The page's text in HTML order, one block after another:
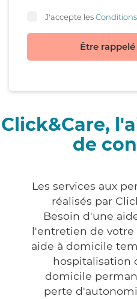
J'accepte les
Être
Click&Care,
de
Les services aux
réalisés par
Besoin d'une
l'entretien de votre
aide à domicile
hospitalisation
domicile
perte